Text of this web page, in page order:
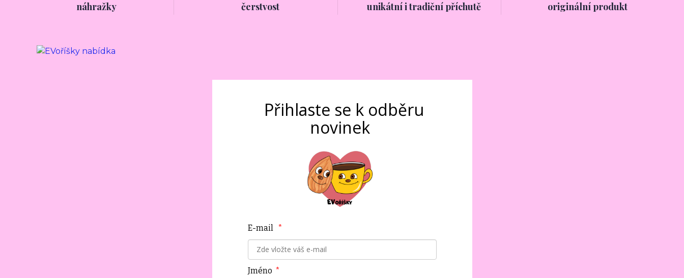
náhražky
čerstvost
unikátní i tradiční příchutě
originální produkt
Přihlaste se k odběru
novinek
E-mail *
Jméno *